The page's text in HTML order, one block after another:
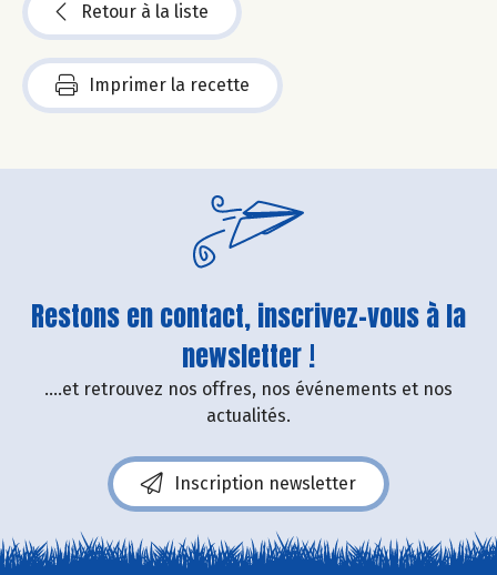
Retour à la liste
Imprimer la recette
Restons en contact, inscrivez-vous à la
newsletter !
....et retrouvez nos offres, nos événements et nos
actualités.
Inscription newsletter